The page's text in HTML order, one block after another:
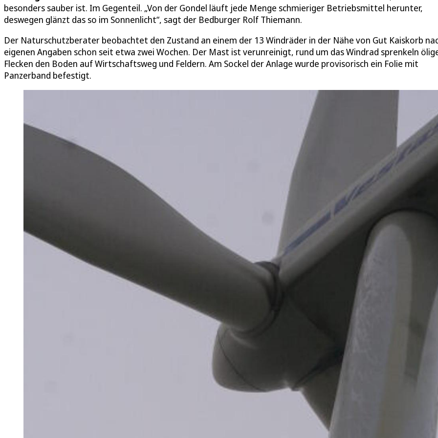
besonders sauber ist. Im Gegenteil. „Von der Gondel läuft jede Menge schmieriger Betriebsmittel herunter,
deswegen glänzt das so im Sonnenlicht“, sagt der Bedburger Rolf Thiemann.
Der Naturschutzberater beobachtet den Zustand an einem der 13 Windräder in der Nähe von Gut Kaiskorb
eigenen Angaben schon seit etwa zwei Wochen. Der Mast ist verunreinigt, rund um das Windrad sprenkeln
Flecken den Boden auf Wirtschaftsweg und Feldern. Am Sockel der Anlage wurde provisorisch ein Folie mit
Panzerband befestigt.